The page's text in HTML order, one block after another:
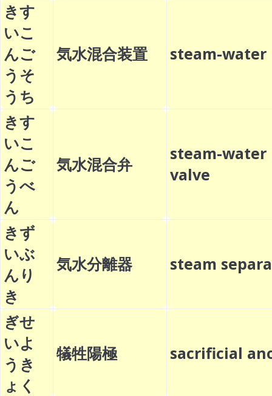
きす
いこ
んご
うそ
うち
気水混合装置 steam-
きす
いこ
んご
うべ
ん
気水混合弁
steam-
valve
きず
いぶ
んり
き
気水分離器 steam
ぎせ
いよ
うき
ょく
犠牲陽極 sacrificial